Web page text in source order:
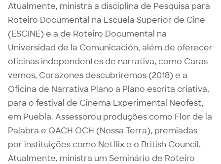
Atualmente, ministra a disciplina de Pesquisa para
Roteiro Documental na Escuela Superior de Cine
(ESCINE) e a de Roteiro Documental na
Universidad de la Comunicación, além de oferecer
oficinas independentes de narrativa, como Caras
vemos, Corazones descubriremos (2018) e a
Oficina de Narrativa Plano a Plano escrita criativa,
para o festival de Cinema Experimental Neofest,
em Puebla. Assessorou produções como Flor de la
Palabra e QACH OCH (Nossa Terra), premiadas
por instituições como Netflix e o British Council.
Atualmente, ministra um Seminário de Roteiro